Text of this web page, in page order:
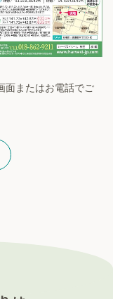
面またはお電話でご